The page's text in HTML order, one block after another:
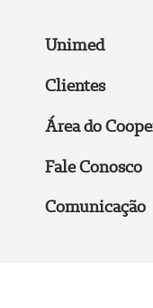
Unimed
Clientes
Área do
Fale Conosco
Comunicação